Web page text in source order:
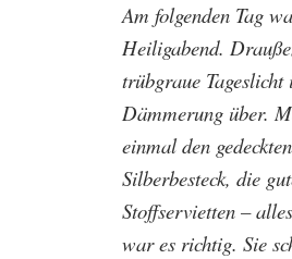
Am folgenden Tag
Heiligabend.
trübgraue Tageslicht
Dämmerung über.
einmal den
Silberbesteck, die
Stoffservietten –
war es richtig. Sie